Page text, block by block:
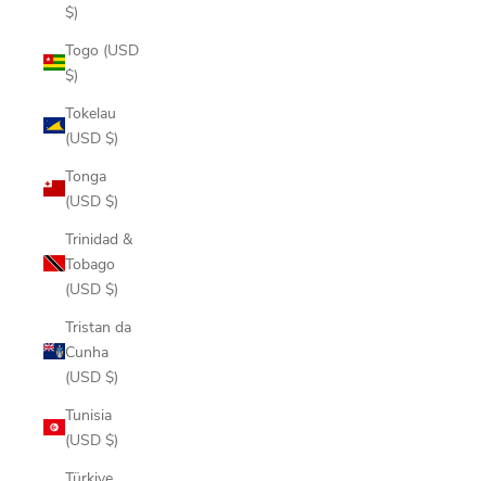
$)
Togo (USD
$)
Tokelau
(USD $)
Tonga
(USD $)
Trinidad &
Tobago
(USD $)
Tristan da
Cunha
(USD $)
Tunisia
(USD $)